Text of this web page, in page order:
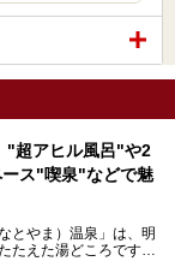
"超アヒル風呂"や2
ース"喫泉"などで魅
とやま）温泉」は、明
たえた湯どころです。